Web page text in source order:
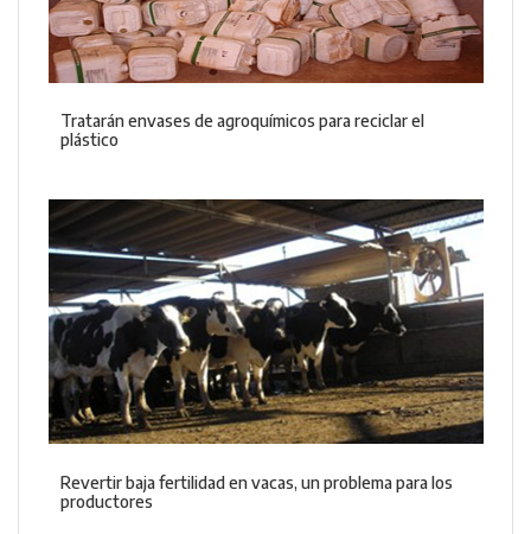
Tratarán envases de agroquímicos para reciclar el
plástico
Revertir baja fertilidad en vacas, un problema para los
productores